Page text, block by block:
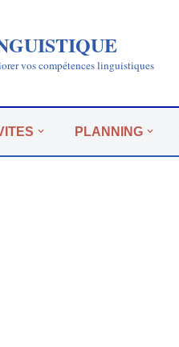
vos compétences linguistiques
PLANNING